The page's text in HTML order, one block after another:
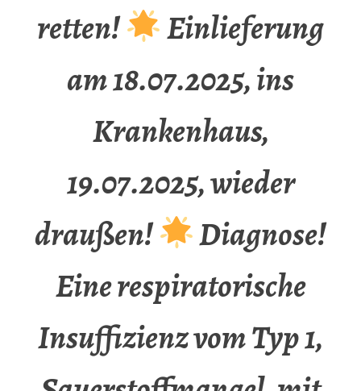
retten!
Einlieferung
am 18.07.2025, ins
Krankenhaus,
19.07.2025, wieder
draußen!
Diagnose!
Eine respiratorische
Insuffizienz vom Typ 1,